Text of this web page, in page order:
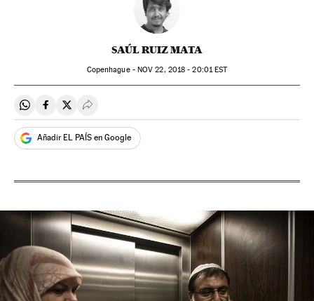
SAÚL RUIZ MATA
Copenhague - NOV 22, 2018 - 20:01 EST
Compartir en Whatsapp
Compartir en Facebook
Compartir en Twitter
Desplegar Redes Sociales
Añadir EL PAÍS en Google